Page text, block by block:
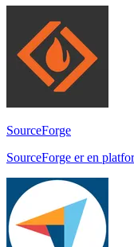
SourceForge
SourceForge er en